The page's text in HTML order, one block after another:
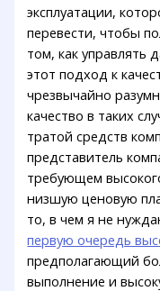
эксплуатации,
перевести, чтобы
том, как
этот подход к
чрезвычайно
качество в таких
тратой средств
представитель
требующем
низшую ценовую
то, в чем я не
первую очередь
предполагающий
выполнение и